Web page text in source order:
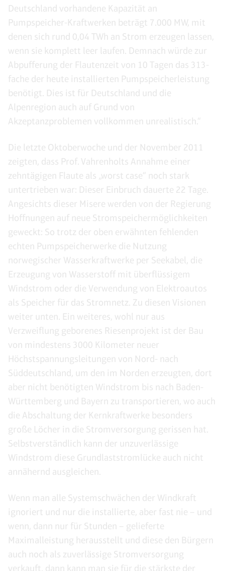
Deutschland vorhandene Kapazität an
Pumpspeicher-Kraftwerken beträgt 7.000 MW, mit
denen sich rund 0,04 TWh an Strom erzeugen lassen,
wenn sie komplett leer laufen. Demnach würde zur
Abpufferung der Flautenzeit von 10 Tagen das 313-
fache der heute installierten Pumpspeicherleistung
benötigt. Dies ist für Deutschland und die
Alpenregion auch auf Grund von
Akzeptanzproblemen vollkommen unrealistisch.“
Die letzte Oktoberwoche und der November 2011
zeigten, dass Prof. Vahrenholts Annahme einer
zehntägigen Flaute als „worst case“ noch stark
untertrieben war: Dieser Einbruch dauerte 22 Tage.
Angesichts dieser Misere werden von der Regierung
Hoffnungen auf neue Stromspeichermöglichkeiten
geweckt: So trotz der oben erwähnten fehlenden
echten Pumpspeicherwerke die Nutzung
norwegischer Wasserkraftwerke per Seekabel, die
Erzeugung von Wasserstoff mit überflüssigem
Windstrom oder die Verwendung von Elektroautos
als Speicher für das Stromnetz. Zu diesen Visionen
weiter unten. Ein weiteres, wohl nur aus
Verzweiflung geborenes Riesenprojekt ist der Bau
von mindestens 3000 Kilometer neuer
Höchstspannungsleitungen von Nord- nach
Süddeutschland, um den im Norden erzeugten, dort
aber nicht benötigten Windstrom bis nach Baden-
Württemberg und Bayern zu transportieren, wo auch
die Abschaltung der Kernkraftwerke besonders
große Löcher in die Stromversorgung gerissen hat.
Selbstverständlich kann der unzuverlässige
Windstrom diese Grundlaststromlücke auch nicht
annähernd ausgleichen.
Wenn man alle Systemschwächen der Windkraft
ignoriert und nur die installierte, aber fast nie – und
wenn, dann nur für Stunden – gelieferte
Maximalleistung herausstellt und diese den Bürgern
auch noch als zuverlässige Stromversorgung
verkauft, dann kann man sie für die stärkste der